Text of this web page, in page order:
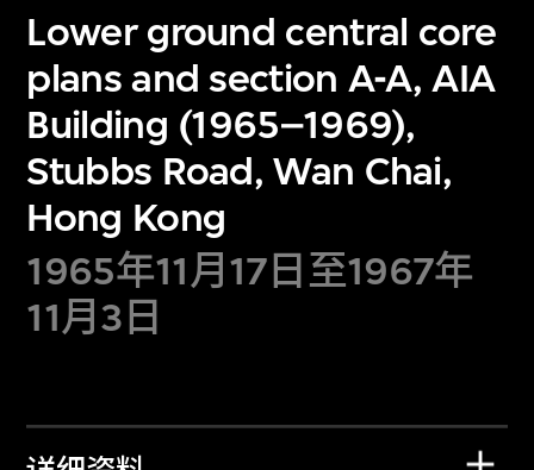
Lower ground central core
plans and section A-A, AIA
Building (1965–1969),
Stubbs Road, Wan Chai,
Hong Kong
1965年11月17日至1967年
11月3日